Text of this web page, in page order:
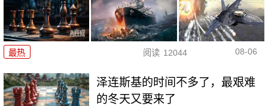
最热 阅读 12044 08-06
泽连斯基的时间不多了，最艰难
的冬天又要来了